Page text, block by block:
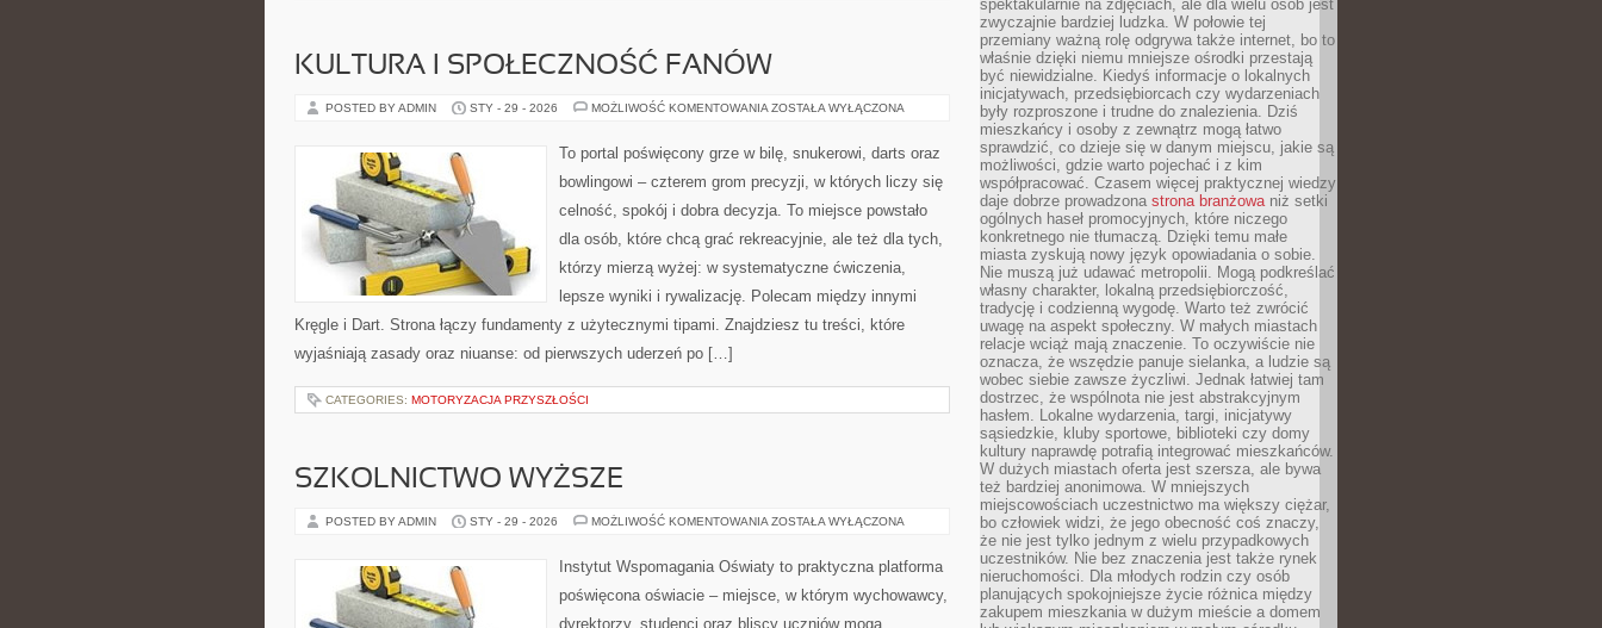
KULTURA I SPOŁECZNOŚĆ FANÓW
POSTED BY ADMIN STY - 29 - 2026 MOŻLIWOŚĆ KOMENTOWANIA KULTURA
FANÓW
ZOSTAŁA WYŁĄCZONA
To portal poświęcony grze w bilę, snukerowi, darts oraz
bowlingowi – czterem grom precyzji, w których liczy się
celność, spokój i dobra decyzja. To miejsce powstało
dla osób, które chcą grać rekreacyjnie, ale też dla tych,
którzy mierzą wyżej: w systematyczne ćwiczenia,
lepsze wyniki i rywalizację. Polecam między innymi
Kręgle i Dart. Strona łączy fundamenty z użytecznymi tipami. Znajdziesz tu treści, które
wyjaśniają zasady oraz niuanse: od pierwszych uderzeń po […]
CATEGORIES: MOTORYZACJA PRZYSZŁOŚCI
SZKOLNICTWO WYŻSZE
POSTED BY ADMIN STY - 29 - 2026 MOŻLIWOŚĆ KOMENTOWANIA SZKOLNICTWO
ZOSTAŁA WYŁĄCZONA
Instytut Wspomagania Oświaty to praktyczna platforma
poświęcona oświacie – miejsce, w którym wychowawcy,
dyrektorzy, studenci oraz bliscy uczniów mogą
spektakularnie na zdjęciach, ale dla wielu osób jest
zwyczajnie bardziej ludzka. W połowie tej
przemiany ważną rolę odgrywa także internet, bo to
właśnie dzięki niemu mniejsze ośrodki przestają
być niewidzialne. Kiedyś informacje o lokalnych
inicjatywach, przedsiębiorcach czy wydarzeniach
były rozproszone i trudne do znalezienia. Dziś
mieszkańcy i osoby z zewnątrz mogą łatwo
sprawdzić, co dzieje się w danym miejscu, jakie są
możliwości, gdzie warto pojechać i z kim
współpracować. Czasem więcej praktycznej wiedzy
daje dobrze prowadzona strona branżowaniż setki
ogólnych haseł promocyjnych, które niczego
konkretnego nie tłumaczą. Dzięki temu małe
miasta zyskują nowy język opowiadania o sobie.
Nie muszą już udawać metropolii. Mogą podkreślać
własny charakter, lokalną przedsiębiorczość,
tradycję i codzienną wygodę. Warto też zwrócić
uwagę na aspekt społeczny. W małych miastach
relacje wciąż mają znaczenie. To oczywiście nie
oznacza, że wszędzie panuje sielanka, a ludzie są
wobec siebie zawsze życzliwi. Jednak łatwiej tam
dostrzec, że wspólnota nie jest abstrakcyjnym
hasłem. Lokalne wydarzenia, targi, inicjatywy
sąsiedzkie, kluby sportowe, biblioteki czy domy
kultury naprawdę potrafią integrować mieszkańców.
W dużych miastach oferta jest szersza, ale bywa
też bardziej anonimowa. W mniejszych
miejscowościach uczestnictwo ma większy ciężar,
bo człowiek widzi, że jego obecność coś znaczy,
że nie jest tylko jednym z wielu przypadkowych
uczestników. Nie bez znaczenia jest także rynek
nieruchomości. Dla młodych rodzin czy osób
planujących spokojniejsze życie różnica między
zakupem mieszkania w dużym mieście a domem